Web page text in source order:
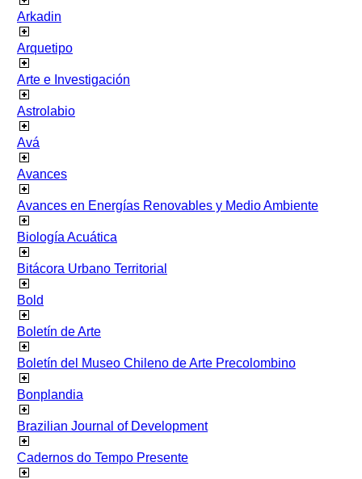
Arkadin
Arquetipo
Arte e Investigación
Astrolabio
Avá
Avances
Avances en Energías Renovables y Medio Ambiente
Biología Acuática
Bitácora Urbano Territorial
Bold
Boletín de Arte
Boletín del Museo Chileno de Arte Precolombino
Bonplandia
Brazilian Journal of Development
Cadernos do Tempo Presente